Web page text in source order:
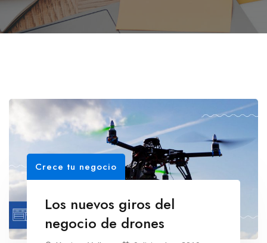
Crece tu negocio
Los nuevos giros del
negocio de drones